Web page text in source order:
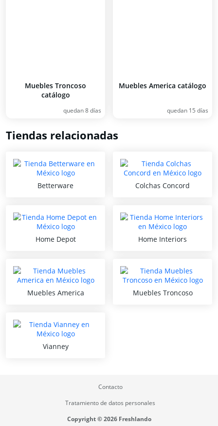
Muebles Troncoso
catálogo
quedan 8 días
Muebles America catálogo
quedan 15 días
Tiendas relacionadas
Betterware Colchas Concord
Home Depot Home Interiors
Muebles America Muebles Troncoso
Vianney
Contacto
Tratamiento de datos personales
Copyright © 2026 Freshlando